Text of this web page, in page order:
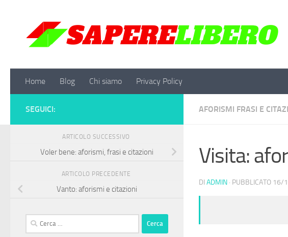
Home Blog Chi siamo Privacy Policy
AFORISMI FRASI E
Visita:
DI ADMIN · PUBBLICATO 16/
SEGUICI:
ARTICOLO SUCCESSIVO
Voler bene: aforismi, frasi e citazioni
ARTICOLO PRECEDENTE
Vanto: aforismi e citazioni
Ricerca
per: